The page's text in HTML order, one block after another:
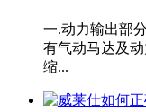
一.动力输出部
有气动马达及
缩...